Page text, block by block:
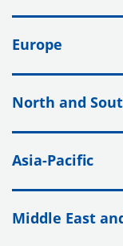
Europe
North and
Asia-Pacific
Middle East